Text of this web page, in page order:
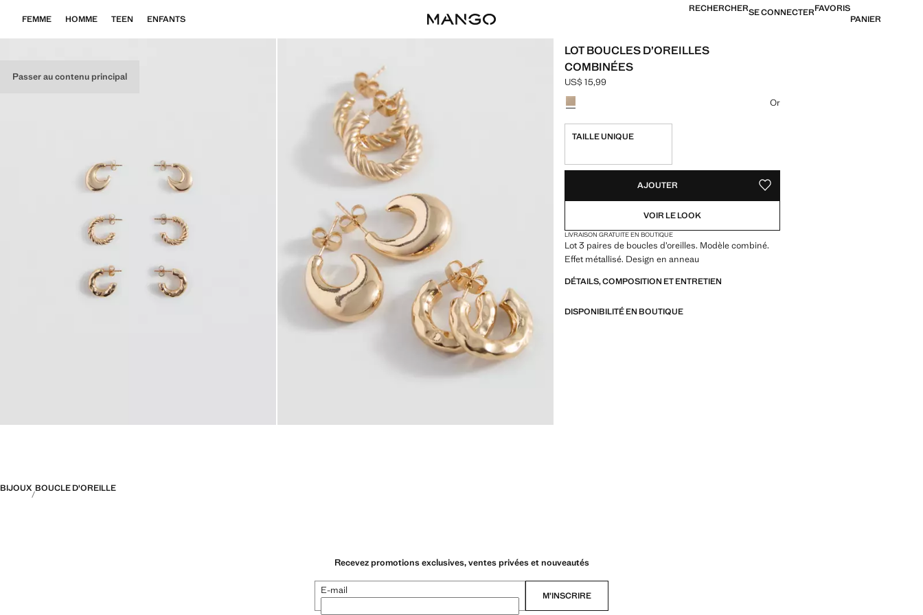
Passer au contenu principal
FEMME HOMME TEEN ENFANTS
RECHERCHERSE CONNECTERFAVORIS
PANIER
LOT BOUCLES D’OREILLES
COMBINÉES
Prix actuel [US$ 15,99 ]
US$ 15,99
Choisissez une couleur
Or
TAILLE UNIQUE
AJOUTER AJOUTER AUX FAVORIS
VOIR LE LOOK
LIVRAISON GRATUITE EN BOUTIQUE
Lot 3 paires de boucles d’oreilles. Modèle combiné.
Effet métallisé. Design en anneau
DÉTAILS, COMPOSITION ET ENTRETIEN
DISPONIBILITÉ EN BOUTIQUE
BIJOUX BOUCLE D'OREILLE
Recevez promotions exclusives, ventes privées et nouveautés
E-mail M’INSCRIRE